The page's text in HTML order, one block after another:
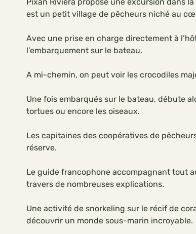
est un petit village de pêcheurs niché au
Avec une prise en charge directement à
l’embarquement sur le bateau.
A mi-chemin, on peut voir les crocodiles
Une fois embarqués sur le bateau, débute
tortues ou encore les oiseaux.
Les capitaines des coopératives de
réserve.
Le guide francophone accompagnant tout
travers de nombreuses explications.
Une activité de snorkeling sur le récif de
découvrir un monde sous-marin incroyable.